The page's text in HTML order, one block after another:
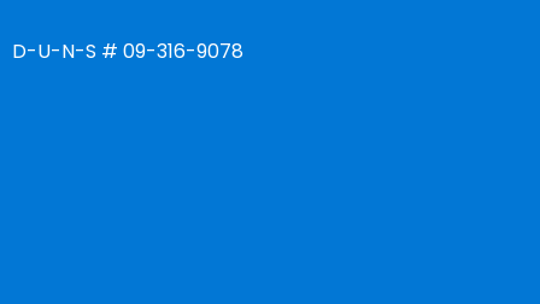
D-U-N-S # 09-316-9078